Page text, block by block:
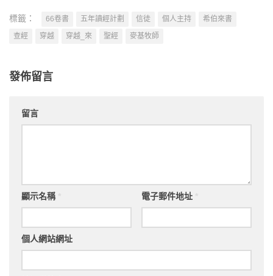
標籤： 66卷書 五年讀經計劃 信徒 個人主持
希伯來書
查經
穿越 穿越_來 聖經 麥基牧師
發佈留言
留言
顯示名稱 電子郵件地址
個人網站網址